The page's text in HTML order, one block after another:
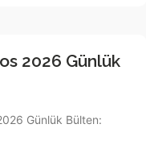
2026 Günlük
Günlük Bülten: